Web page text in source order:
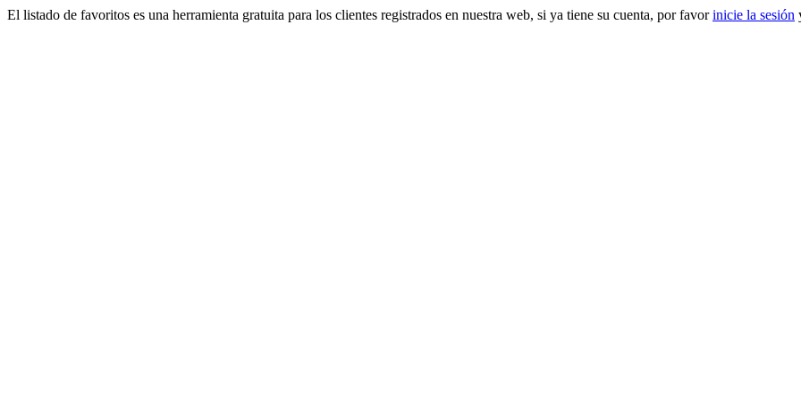
El listado de favoritos es una herramienta gratuita para los clientes registrados en nuestra web, si ya tiene su cuenta, por favorinicie la sesión